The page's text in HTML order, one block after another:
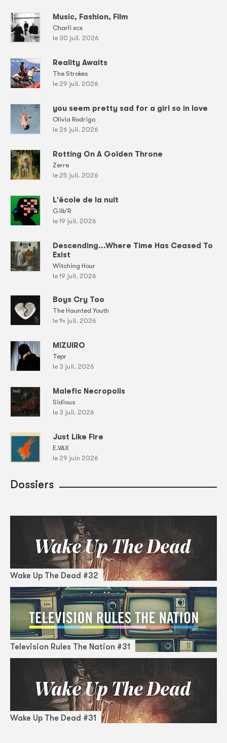
Music, Fashion, Film
Charli xcx
le 30 juil. 2026
Reality Awaits
The Strokes
le 29 juil. 2026
you seem pretty sad for a girl so in love
Olivia Rodrigo
le 26 juil. 2026
Rotting On A Golden Throne
Zerre
le 25 juil. 2026
L'école de la nuit
Gilb'R
le 19 juil. 2026
Descending...Where Time Has Ceased To
Exist
Witching Hour
le 19 juil. 2026
Boys Cry Too
The Haunted Youth
le 14 juil. 2026
MIZUIRO
Tepr
le 3 juil. 2026
Malefic Necropolis
Sidious
le 3 juil. 2026
Just Like Fire
E.VAX
le 29 juin 2026
Dossiers
Wake Up The Dead #32
Television Rules The Nation #31
Wake Up The Dead #31